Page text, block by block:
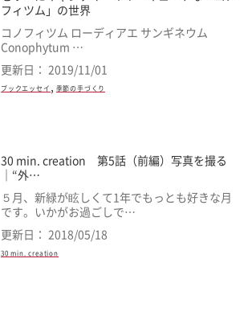
フィツム」の世界
コノフィツム ローディアエ サンギネウム
Conophytum …
更新日： 2019/11/01
ブックエッセイ 季節の手づくり
30 min. creation 第5話（前編）写真を撮る
｜“外…
５月、新緑が眩しくて1年でもっとも好きな月
です。いかがお過ごしで…
更新日： 2018/05/18
30 min. creation